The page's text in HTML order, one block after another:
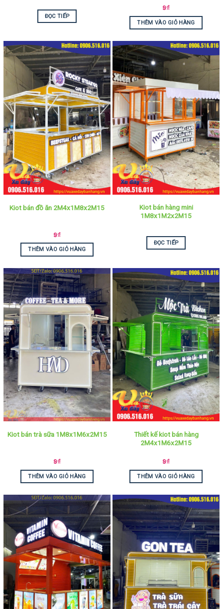
ĐỌC TIẾP
9₫
THÊM VÀO GIỎ HÀNG
Kiot bán đồ ăn 2M4x1M8x2M15
9₫
THÊM VÀO GIỎ HÀNG
Kiot bán hàng mini
1M8x1M2x2M15
ĐỌC TIẾP
Kiot bán trà sữa 1M8x1M6x2M15
9₫
THÊM VÀO GIỎ HÀNG
Thiết kế kiot bán hàng
2M4x1M6x2M15
9₫
THÊM VÀO GIỎ HÀNG